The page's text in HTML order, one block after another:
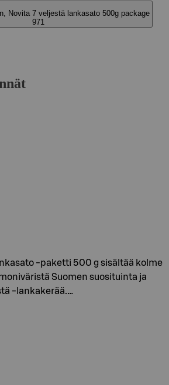
Novita 7 veljestä lankasato 500g package
971
-paketti 500 g sisältää kolme
Suomen suosituinta ja
-lankakerää.…